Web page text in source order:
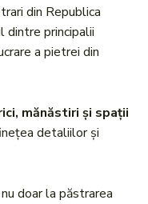
din Republica
dintre principalii
a pietrei din
mănăstiri și spații
detaliilor și
doar la păstrarea